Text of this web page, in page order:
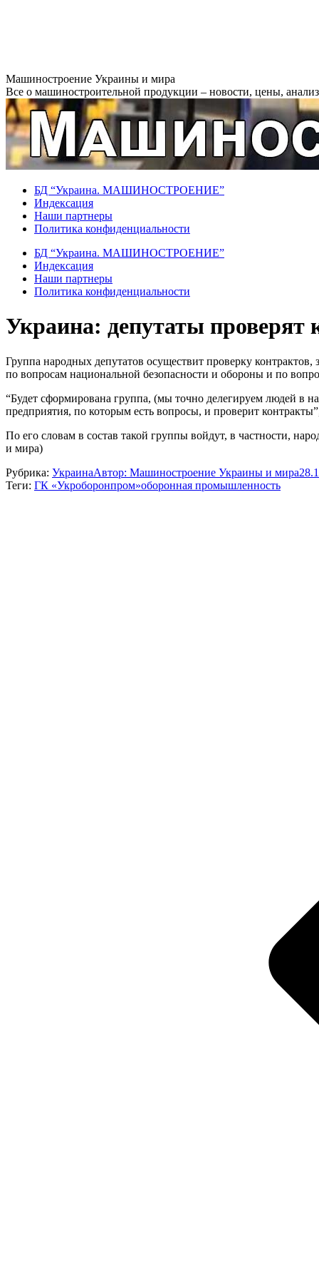
Перейти
к
содержанию
Машиностроение Украины и мира
Все о машиностроительной продукции – новости, цены,
БД “Украина. МАШИНОСТРОЕНИЕ”
Индекcация
Наши партнеры
Политика конфиденциальности
БД “Украина. МАШИНОСТРОЕНИЕ”
Индекcация
Наши партнеры
Политика конфиденциальности
Украина: депутаты
Группа народных депутатов осуществит проверку
по вопросам национальной безопасности и обороны и по
“Будет сформирована группа, (мы точно делегируем людей в
предприятия, по которым есть вопросы, и проверит
По его словам в состав такой группы войдут, в частности,
и мира)
Рубрика: УкраинаАвтор: Машиностроение Украины и мира
Теги: ГК «Укроборонпром»оборонная промышленность